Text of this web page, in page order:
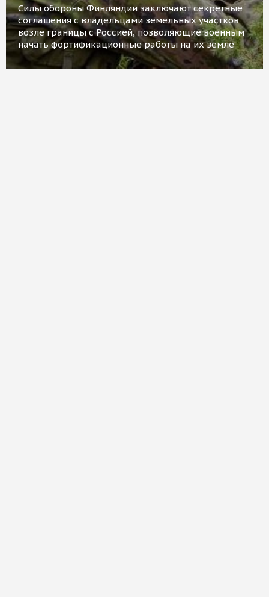
Силы обороны Финляндии заключают секретные
соглашения с владельцами земельных участков
возле границы с Россией, позволяющие военным
начать фортификационные работы на их земле